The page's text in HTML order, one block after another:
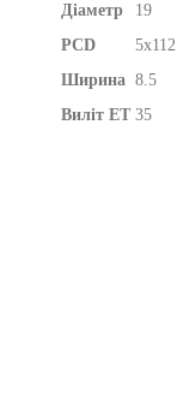
Діаметр
19
PCD
5x112
Ширина 8.5
Виліт ET 35